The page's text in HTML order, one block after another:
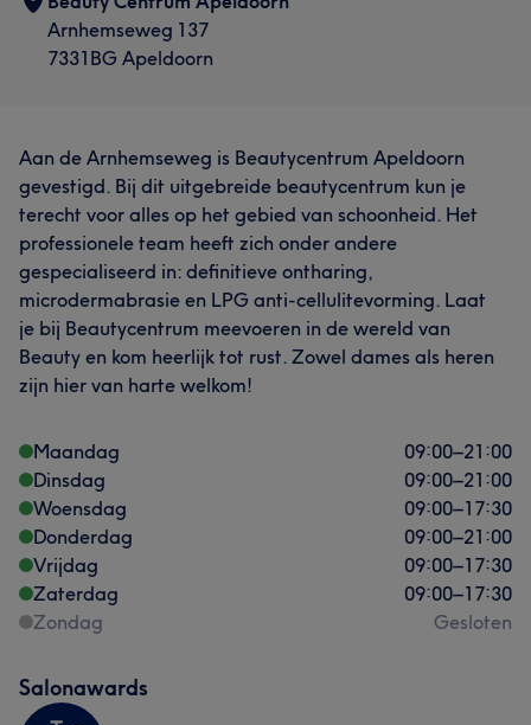
Arnhemseweg 137
7331BG Apeldoorn
Aan de Arnhemseweg is Beautycentrum Apeldoorn
gevestigd. Bij dit uitgebreide beautycentrum kun je
terecht voor alles op het gebied van schoonheid. Het
professionele team heeft zich onder andere
gespecialiseerd in: definitieve ontharing,
microdermabrasie en LPG anti-cellulitevorming. Laat
je bij Beautycentrum meevoeren in de wereld van
Beauty en kom heerlijk tot rust. Zowel dames als heren
zijn hier van harte welkom!
Maandag 09:00–21:00
Dinsdag
09:00–21:00
Woensdag
09:00–17:30
Donderdag
09:00–21:00
Vrijdag
09:00–17:30
Zaterdag
09:00–17:30
Zondag
Gesloten
Salonawards